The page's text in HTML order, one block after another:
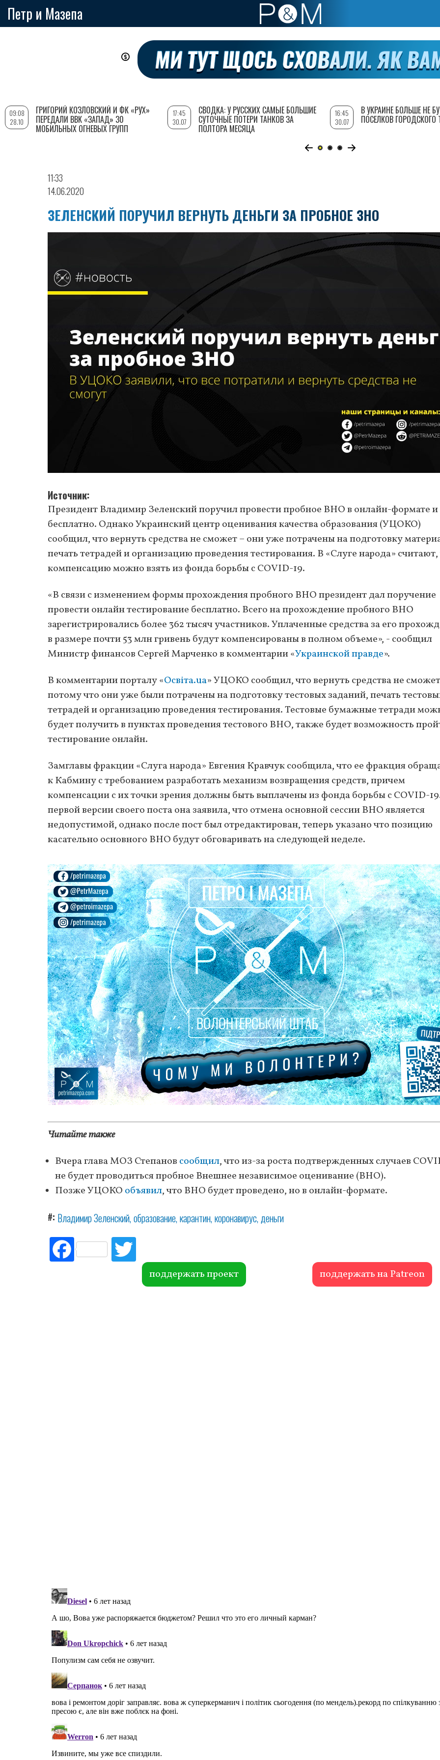
Петр и Мазепа
11:33
14.06.2020
ЗЕЛЕНСКИЙ ПОРУЧИЛ ВЕРНУТЬ ДЕНЬГИ ЗА ПРОБНОЕ ЗНО
Источник
Президент Владимир Зеленский поручил провести пробное ВНО в онлайн-формате и
бесплатно. Однако Украинский центр оценивания качества образования (УЦОКО)
сообщил, что вернуть средства не сможет – они уже потрачены на подготовку
печать тетрадей и организацию проведения тестирования. В «Слуге народа»
компенсацию можно взять из фонда борьбы с COVID-19.
«В связи с изменением формы прохождения пробного ВНО президент дал поручение
провести онлайн тестирование бесплатно. Всего на прохождение пробного ВНО
зарегистрировались более 362 тысяч участников. Уплаченные средства за его
в размере почти 53 млн гривень будут компенсированы в полном объеме», - сообщил
Министр финансов Сергей Марченко в комментарии «Украинской правде».
В комментарии порталу «Освіта.ua» УЦОКО сообщил, что вернуть средства не
потому что они уже были потрачены на подготовку тестовых заданий, печать
тетрадей и организацию проведения тестирования. Тестовые бумажные тетради
будет получить в пунктах проведения тестового ВНО, также будет возможность
тестирование онлайн.
Замглавы фракции «Слуга народа» Евгения Кравчук сообщила, что ее фракция
к Кабмину с требованием разработать механизм возвращения средств, причем
компенсации с их точки зрения должны быть выплачены из фонда борьбы с COVID-
первой версии своего поста она заявила, что отмена основной сессии ВНО является
недопустимой, однако после пост был отредактирован, теперь указано что позицию
касательно основного ВНО будут обговаривать на следующей неделе.
Читайте также
Вчера глава МОЗ Степанов сообщил, что из-за роста подтвержденных случаев
не будет проводиться пробное Внешнее независимое оценивание (ВНО).
Позже УЦОКО объявил, что ВНО будет проведено, но в онлайн-формате.
# Владимир Зеленский образование карантин коронавирус деньги
Fac
ebo itte
r поддержать проект поддержать на Patreon
09:08
28.10
ГРИГОРИЙ КОЗЛОВСКИЙ И ФК «РУХ»
ПЕРЕДАЛИ ВВК «ЗАПАД» 30
МОБИЛЬНЫХ ОГНЕВЫХ ГРУПП
17:45
30.07
СВОДКА: У РУССКИХ САМЫЕ БОЛЬШИЕ
СУТОЧНЫЕ ПОТЕРИ ТАНКОВ ЗА
ПОЛТОРА МЕСЯЦА
16:45
30.07
В УКРАИНЕ БОЛЬШЕ НЕ
ПОСЕЛКОВ ГОРОДСКОГО